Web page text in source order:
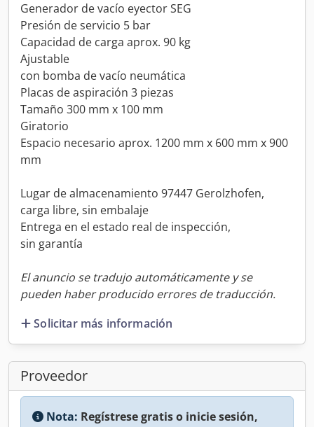
Generador de vacío eyector SEG
Presión de servicio 5 bar
Capacidad de carga aprox. 90 kg
Ajustable
con bomba de vacío neumática
Placas de aspiración 3 piezas
Tamaño 300 mm x 100 mm
Giratorio
Espacio necesario aprox. 1200 mm x 600 mm x 900
mm
Lugar de almacenamiento 97447 Gerolzhofen,
carga libre, sin embalaje
Entrega en el estado real de inspección,
sin garantía
El anuncio se tradujo automáticamente y se
pueden haber producido errores de traducción.
Solicitar más información
Proveedor
Nota: Regístrese gratis o inicie sesión,